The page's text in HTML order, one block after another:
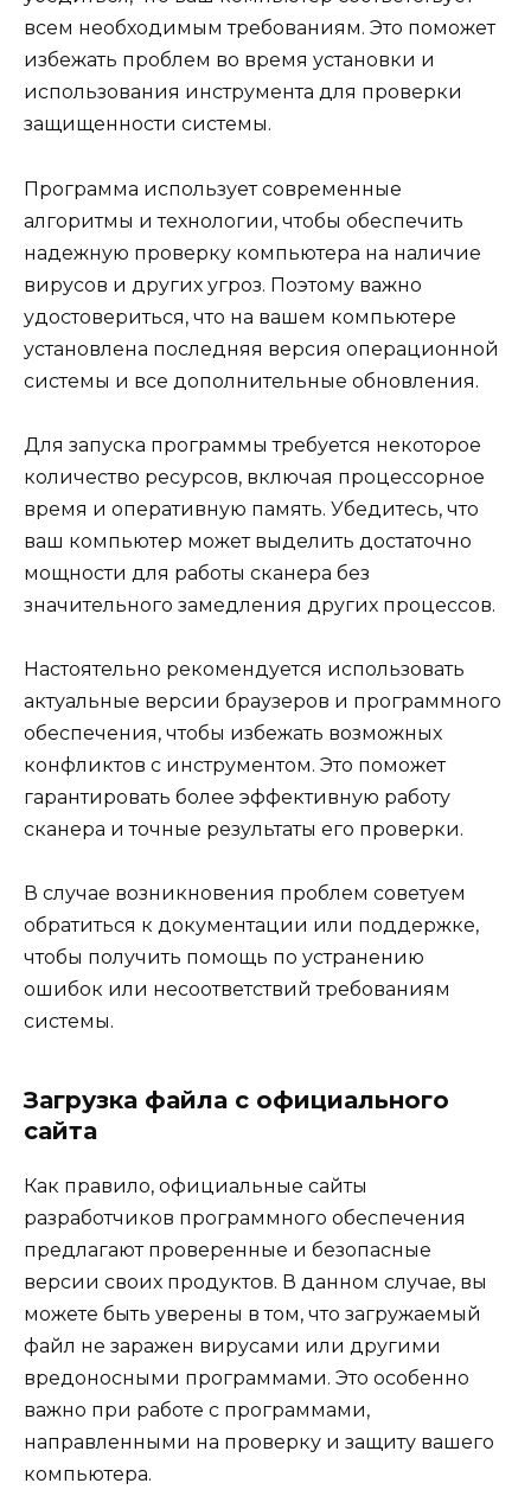
всем необходимым требованиям. Это поможет
избежать проблем во время установки и
использования инструмента для проверки
защищенности системы.
Программа использует современные
алгоритмы и технологии, чтобы обеспечить
надежную проверку компьютера на наличие
вирусов и других угроз. Поэтому важно
удостовериться, что на вашем компьютере
установлена последняя версия операционной
системы и все дополнительные обновления.
Для запуска программы требуется некоторое
количество ресурсов, включая процессорное
время и оперативную память. Убедитесь, что
ваш компьютер может выделить достаточно
мощности для работы сканера без
значительного замедления других процессов.
Настоятельно рекомендуется использовать
актуальные версии браузеров и программного
обеспечения, чтобы избежать возможных
конфликтов с инструментом. Это поможет
гарантировать более эффективную работу
сканера и точные результаты его проверки.
В случае возникновения проблем советуем
обратиться к документации или поддержке,
чтобы получить помощь по устранению
ошибок или несоответствий требованиям
системы.
Загрузка файла с официального
сайта
Как правило, официальные сайты
разработчиков программного обеспечения
предлагают проверенные и безопасные
версии своих продуктов. В данном случае, вы
можете быть уверены в том, что загружаемый
файл не заражен вирусами или другими
вредоносными программами. Это особенно
важно при работе с программами,
направленными на проверку и защиту вашего
компьютера.